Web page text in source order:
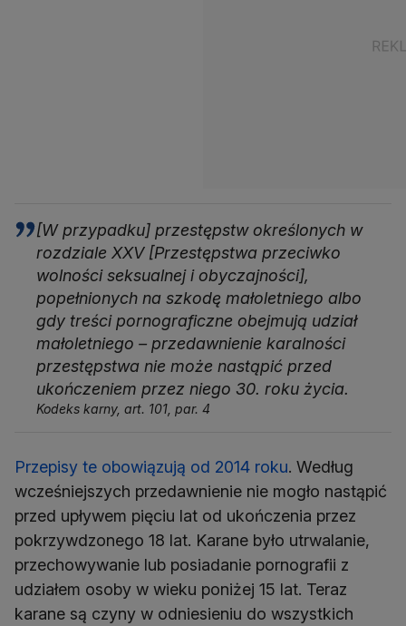
[W przypadku] przestępstw określonych w
rozdziale XXV [Przestępstwa przeciwko
wolności seksualnej i obyczajności],
popełnionych na szkodę małoletniego albo
gdy treści pornograficzne obejmują udział
małoletniego – przedawnienie karalności
przestępstwa nie może nastąpić przed
ukończeniem przez niego 30. roku życia.
Kodeks karny, art. 101, par. 4
Przepisy te obowiązują od 2014 roku. Według
wcześniejszych przedawnienie nie mogło nastąpić
przed upływem pięciu lat od ukończenia przez
pokrzywdzonego 18 lat. Karane było utrwalanie,
przechowywanie lub posiadanie pornografii z
udziałem osoby w wieku poniżej 15 lat. Teraz
karane są czyny w odniesieniu do wszystkich